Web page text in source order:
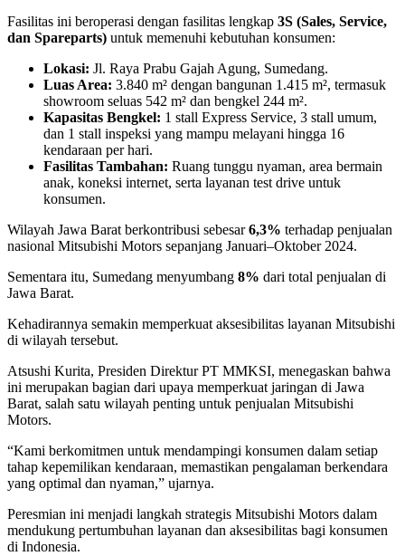
Fasilitas ini beroperasi dengan fasilitas lengkap 3S (Sales, Service,
dan Spareparts) untuk memenuhi kebutuhan konsumen:
Lokasi: Jl. Raya Prabu Gajah Agung, Sumedang.
Luas Area: 3.840 m² dengan bangunan 1.415 m², termasuk
showroom seluas 542 m² dan bengkel 244 m².
Kapasitas Bengkel: 1 stall Express Service, 3 stall umum,
dan 1 stall inspeksi yang mampu melayani hingga 16
kendaraan per hari.
Fasilitas Tambahan: Ruang tunggu nyaman, area bermain
anak, koneksi internet, serta layanan test drive untuk
konsumen.
Wilayah Jawa Barat berkontribusi sebesar6,3% terhadap penjualan
nasional Mitsubishi Motors sepanjang Januari–Oktober 2024.
Sementara itu, Sumedang menyumbang 8% dari total penjualan di
Jawa Barat.
Kehadirannya semakin memperkuat aksesibilitas layanan Mitsubishi
di wilayah tersebut.
Atsushi Kurita, Presiden Direktur PT MMKSI, menegaskan bahwa
ini merupakan bagian dari upaya memperkuat jaringan di Jawa
Barat, salah satu wilayah penting untuk penjualan Mitsubishi
Motors.
“Kami berkomitmen untuk mendampingi konsumen dalam setiap
tahap kepemilikan kendaraan, memastikan pengalaman berkendara
yang optimal dan nyaman,” ujarnya.
Peresmian ini menjadi langkah strategis Mitsubishi Motors dalam
mendukung pertumbuhan layanan dan aksesibilitas bagi konsumen
di Indonesia.